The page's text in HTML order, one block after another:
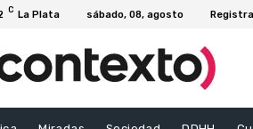
C La Plata sábado, 08, agosto